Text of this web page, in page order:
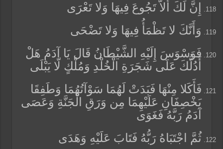
إِنَّ لَكَ أَلاَّ تَجُوعَ فِيهَا وَلا تَعْرَى
وَأَنَّكَ لا تَظْمَأُ فِيهَا وَلا تَضْحَى
فَوَسْوَسَ إِلَيْهِ الشَّيْطَانُ قَالَ يَا آدَمُ هَلْ
أَدُلُّكَ عَلَى شَجَرَةِ الْخُلْدِ وَمُلْكٍ لّا يَبْلَى
فَأَكَلا مِنْهَا فَبَدَتْ لَهُمَا سَوْآتُهُمَا وَطَفِقَا
يَخْصِفَانِ عَلَيْهِمَا مِن وَرَقِ الْجَنَّةِ وَعَصَى
آدَمُ رَبَّهُ فَغَوَى
ثُمَّ اجْتَبَاهُ رَبُّهُ فَتَابَ عَلَيْهِ وَهَدَى